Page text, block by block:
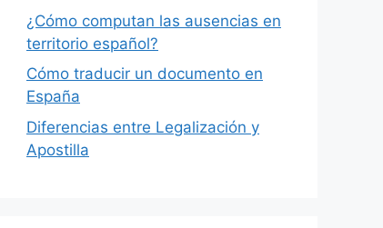
¿Cómo computan las ausencias en
territorio español?
Cómo traducir un documento en
España
Diferencias entre Legalización y
Apostilla